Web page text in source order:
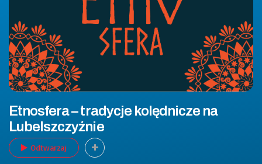
Etnosfera – tradycje kolędnicze na
Lubelszczyźnie
Odtwarzaj